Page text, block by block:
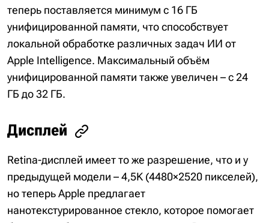
теперь поставляется минимум с 16 ГБ
унифицированной памяти, что способствует
локальной обработке различных задач ИИ от
Apple Intelligence. Максимальный объём
унифицированной памяти также увеличен – с 24
ГБ до 32 ГБ.
Дисплей
Retina-дисплей имеет то же разрешение, что и у
предыдущей модели – 4,5K (4480×2520 пикселей),
но теперь Apple предлагает
нанотекстурированное стекло, которое помогает